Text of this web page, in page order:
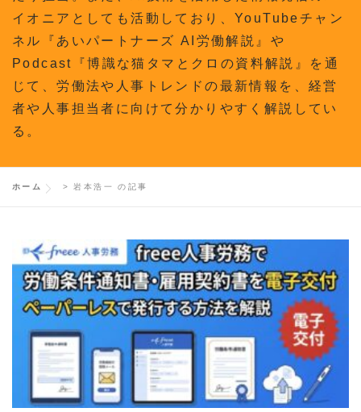
イオニアとしても活動しており、YouTubeチャン
ネル『あいパートナーズ AI労働解説』や
Podcast『博識な猫タマとクロの資料解説』を通
じて、労働法や人事トレンドの最新情報を、経営
者や人事担当者に向けて分かりやすく解説してい
る。
ホーム > 岩本浩一 の記事